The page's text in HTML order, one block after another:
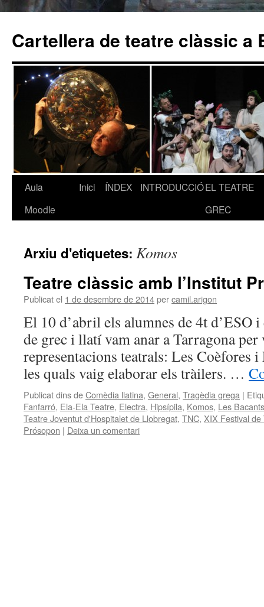
Cartellera de teatre clàssic a
Vés
Aula
Moodle
Inici ÍNDEX INTRODUCCIÓEL TEATRE
GREC
Arxiu d'etiquetes: Komos
Teatre clàssic amb l’Institut
Publicat el 1 de desembre de 2014percamil.arigon
El 10 d’abril els alumnes de 4t d’ESO
de grec i llatí vam anar a Tarragona per
representacions teatrals: Les Coèfores
les quals vaig elaborar els tràilers. …
Publicat dins deComèdia llatina, General, Tragèdia grega |
Fanfarró, Ela-Ela Teatre, Electra, Hipsípila, Komos, Les Bacants
Teatre Joventut d'Hospitalet de Llobregat, TNC, XIX Festival
Prósopon | Deixa un comentari